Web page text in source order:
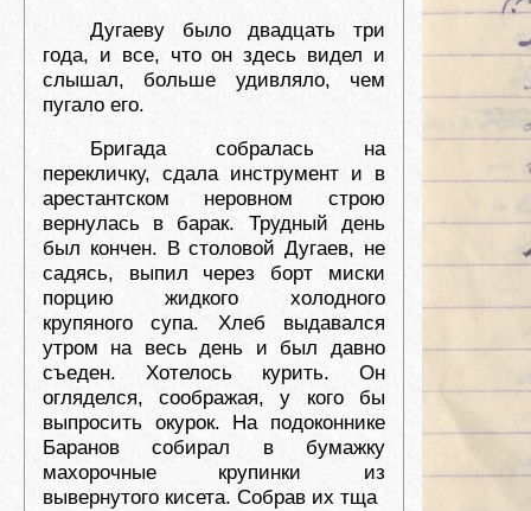
Дугаеву было двадцать три
года, и все, что он здесь видел и
слышал, больше удивляло, чем
пугало его.
Бригада собралась на
перекличку, сдала инструмент и в
арестантском неровном строю
вернулась в барак. Трудный день
был кончен. В столовой Дугаев, не
садясь, выпил через борт миски
порцию жидкого холодного
крупяного супа. Хлеб выдавался
утром на весь день и был давно
съеден. Хотелось курить. Он
огляделся, соображая, у кого бы
выпросить окурок. На подоконнике
Баранов собирал в бумажку
махорочные крупинки из
вывернутого кисета. Собрав их тща